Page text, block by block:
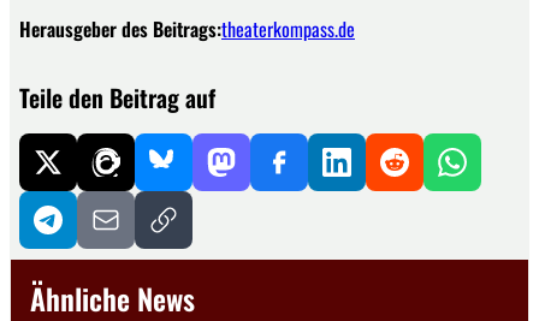
Herausgeber des Beitrags:theaterkompass.de
Teile den Beitrag auf
Ähnliche News